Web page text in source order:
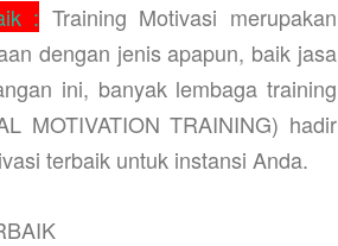
: Training Motivasi merupakan
dengan jenis apapun, baik jasa
ini, banyak lembaga training
MOTIVATION TRAINING) hadir
terbaik untuk instansi Anda.